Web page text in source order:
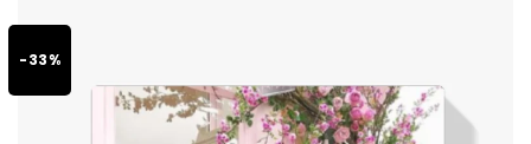
-33%